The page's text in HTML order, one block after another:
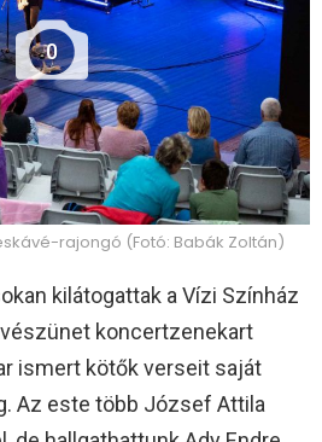
0
rajongó (Fotó: Babák Zoltán)
kilátogattak a Vízi Színház
koncertzenekart
ismert kötők verseit saját
Az este több József Attila